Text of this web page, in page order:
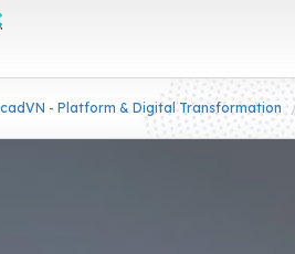
- Platform & Digital Transformation